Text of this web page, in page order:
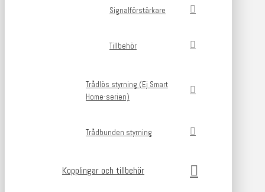
Signalförstärkare
Tillbehör
Trådlös styrning (Ej Smart
Home-serien)
Trådbunden styrning
Kopplingar och tillbehör